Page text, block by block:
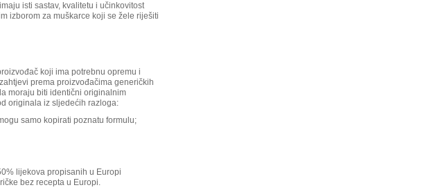
isti sastav, kvalitetu i učinkovitost
izborom za muškarce koji se žele riješiti
koji ima potrebnu opremu i
prema proizvođačima generičkih
moraju biti identični originalnim
originala iz sljedećih razloga:
samo kopirati poznatu formulu;
lijekova propisanih u Europi
bez recepta u Europi.